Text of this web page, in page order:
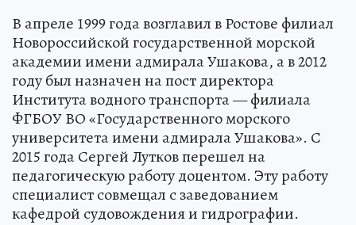
В апреле 1999 года возглавил в Ростове филиал
Новороссийской государственной морской
академии имени адмирала Ушакова, а в 2012
году был назначен на пост директора
Института водного транспорта — филиала
ФГБОУ ВО «Государственного морского
университета имени адмирала Ушакова». С
2015 года Сергей Лутков перешел на
педагогическую работу доцентом. Эту работу
специалист совмещал с заведованием
кафедрой судовождения и гидрографии.